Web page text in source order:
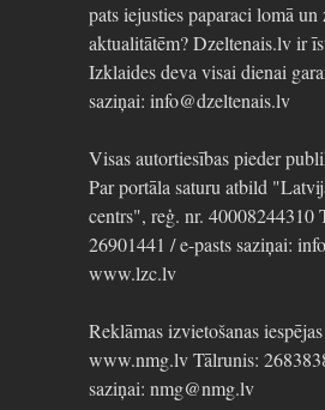
pats iejusties paparaci lomā
aktualitātēm? Dzeltenais.lv ir
Izklaides deva visai dienai
saziņai: info@dzeltenais.lv
Visas autortiesības pieder
Par portāla saturu atbild
centrs", reģ. nr. 40008244310
26901441 / e-pasts saziņai:
www.lzc.lv
Reklāmas izvietošanas
www.nmg.lv Tālrunis:
saziņai: nmg@nmg.lv